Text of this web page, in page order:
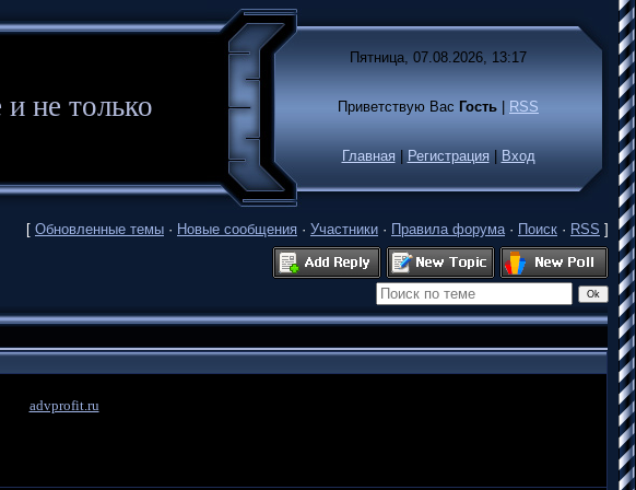
и не только
Пятница, 07.08.2026, 13:17
Приветствую Вас Гость RSS
Главная Регистрация Вход
[ Обновленные темы · Новые сообщения · Участники · Правила форума· Поиск · RSS ]
advprofit.ru